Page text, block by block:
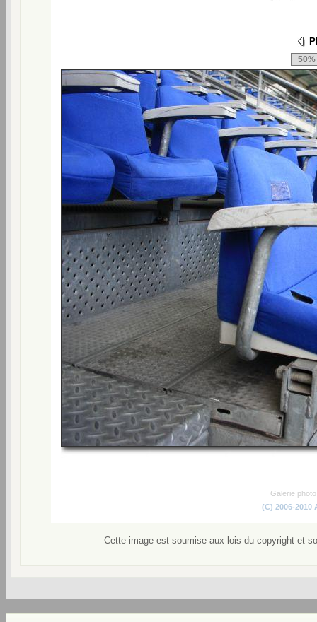
Galerie
(C) 2006-2010
Cette image est soumise aux lois du copyright et